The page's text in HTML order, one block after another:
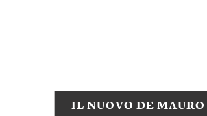
IL NUOVO DE MAURO